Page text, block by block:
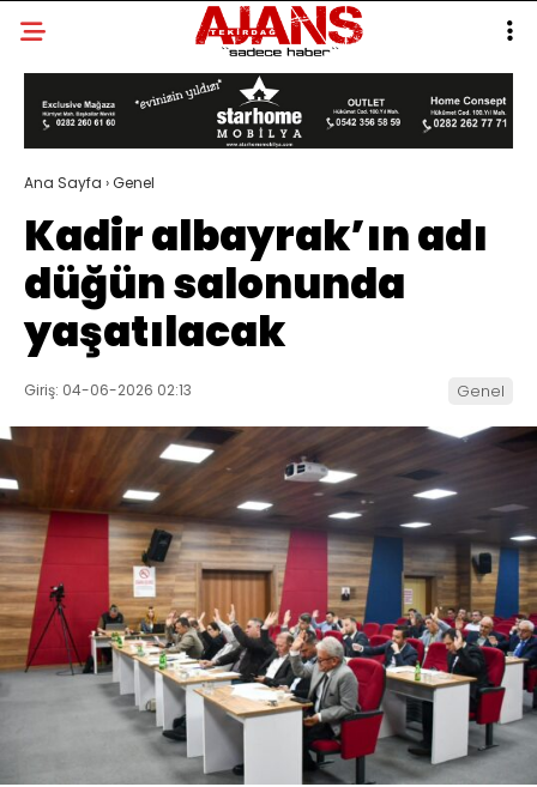
Ana Sayfa ›Genel
Kadir albayrak’ın adı
düğün salonunda
yaşatılacak
Giriş: 04-06-2026 02:13 Genel